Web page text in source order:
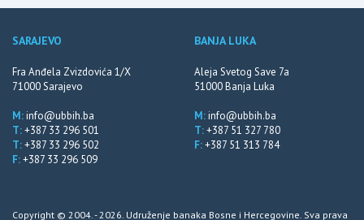
SARAJEVO
Fra Anđela Zvizdovića 1/X
71000 Sarajevo
M:info@ubbih.ba
T:+387 33 296 501
T:+387 33 296 502
F:+387 33 296 509
BANJA LUKA
Aleja Svetog Save 7a
51000 Banja Luka
M:info@ubbih.ba
T:+387 51 327 780
F:+387 51 313 784
Copyright © 2004. - 2026. Udruženje banaka Bosne i Hercegovine. Sva prava